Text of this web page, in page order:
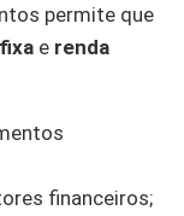
permite que
e renda
financeiros;